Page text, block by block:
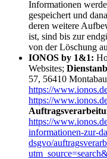
Informationen
gespeichert und
deren weitere
ist, sind bis zur
von der Löschung
IONOS by 1&1:
Websites;
57, 56410
https://
https://
https://
informationen-zur-
dsgvo/